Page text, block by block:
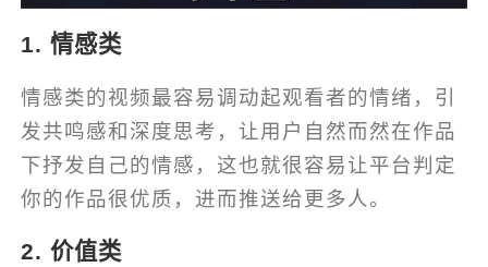
1. 情感类
情感类的视频最容易调动起观看者的情绪，引
发共鸣感和深度思考，让用户自然而然在作品
下抒发自己的情感，这也就很容易让平台判定
你的作品很优质，进而推送给更多人。
2. 价值类